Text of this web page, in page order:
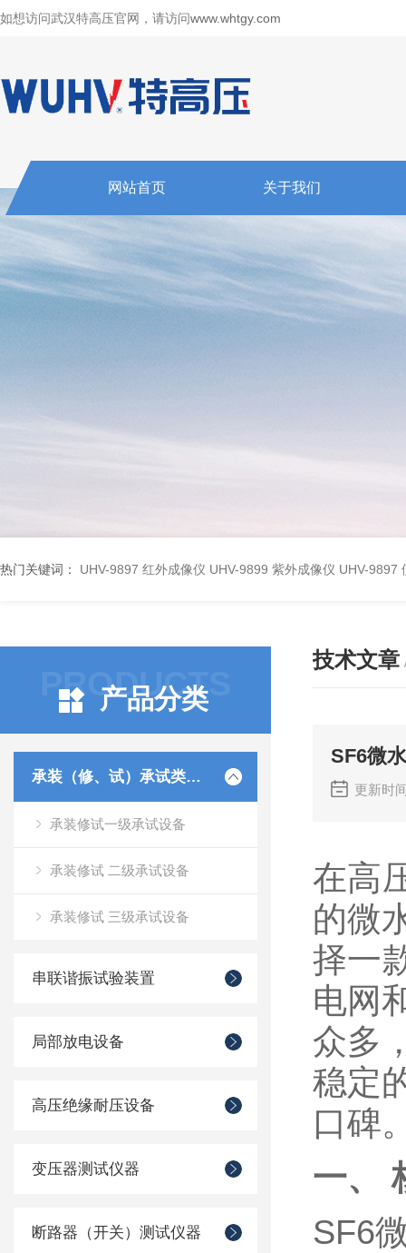
如想访问武汉特高压官网，请访问www.whtgy.com
网站首页 关于我们
热门关键词： UHV-9897 红外成像仪 UHV-9899 紫外成像仪 UHV-9897
PRODUCTS
产品分类
承装（修、试）承试类仪器
承装修试一级承试设备
承装修试 二级承试设备
承装修试 三级承试设备
串联谐振试验装置
局部放电设备
高压绝缘耐压设备
变压器测试仪器
断路器（开关）测试仪器
技术文章
SF6微
更新时
在高
的微
择一
电网
众多
稳定
口碑
一、
SF6